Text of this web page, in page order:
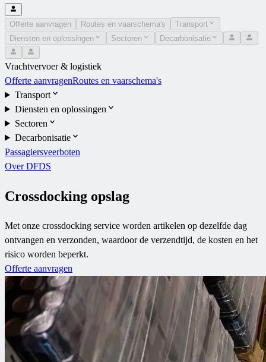
Offerte aanvragen Routes en vaarschema's
Transport
Diensten en oplossingen
Sectoren Decarbonisatie
Vrachtvervoer & logistiek
Offerte aanvragenRoutes en vaarschema's
Transport
Diensten en oplossingen
Sectoren
Decarbonisatie
Passagiersveerboten
Over DFDS
Crossdocking opslag
Met onze crossdocking service worden artikelen op dezelfde dag
ontvangen en verzonden, waardoor de verzendtijd, de kosten en het
risico worden beperkt.
Offerte aanvragen